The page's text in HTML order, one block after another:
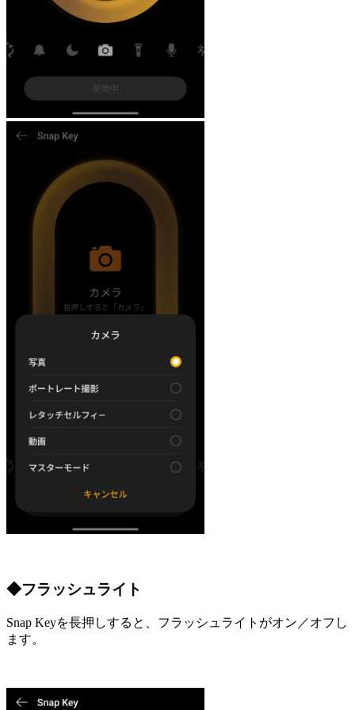
◆フラッシュライト
Snap Keyを長押しすると、フラッシュライトがオン／オフし
ます。